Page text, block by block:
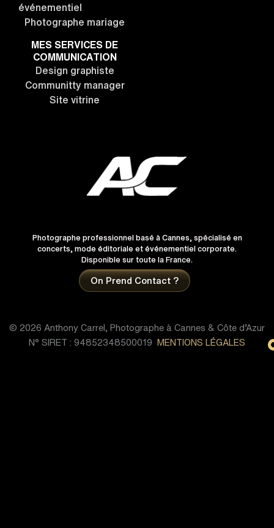
Photographe professionnel basé à Cannes, spécialisé en
concerts, mode éditoriale et événementiel corporate.
Disponible sur toute la France.
On Prend Contact ?
événementiel
Photographe mariage
MES SERVICES DE
COMMUNICATION
Design graphiste
Communitty manager
Site vitrine
© 2026 Anthony Carrel, Photographe à Cannes & Côte d’Azur
N° SIRET : 94852348500019
MENTIONS LÉGALES